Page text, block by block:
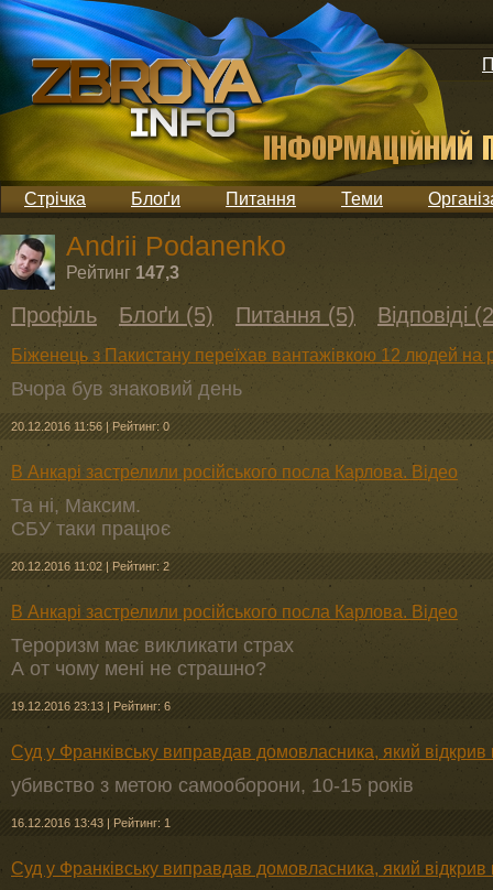
Стрічка Блоґи Питання Теми
Andrii Podanenko
Рейтинг 147,3
Профіль Блоґи (5) Питання (5) Відповіді
Біженець з Пакистану переїхав вантажівкою 12 людей на
Вчора був знаковий день
20.12.2016 11:56 | Рейтинг: 0
В Анкарі застрелили російського посла Карлова. Відео
Та ні, Максим.
СБУ таки працює
20.12.2016 11:02 | Рейтинг: 2
В Анкарі застрелили російського посла Карлова. Відео
Тероризм має викликати страх
А от чому мені не страшно?
19.12.2016 23:13 | Рейтинг: 6
Суд у Франківську виправдав домовласника, який
убивство з метою самооборони, 10-15 років
16.12.2016 13:43 | Рейтинг: 1
Суд у Франківську виправдав домовласника, який